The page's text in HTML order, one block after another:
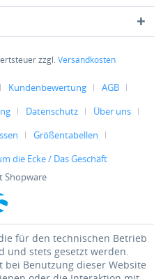
zzgl.Versandkosten
Kundenbewertung
AGB
Datenschutz
Über uns
Größentabellen
die Ecke / Das Geschäft
Shopware
für den technischen Betrieb
und stets gesetzt werden.
bei Benutzung dieser Website